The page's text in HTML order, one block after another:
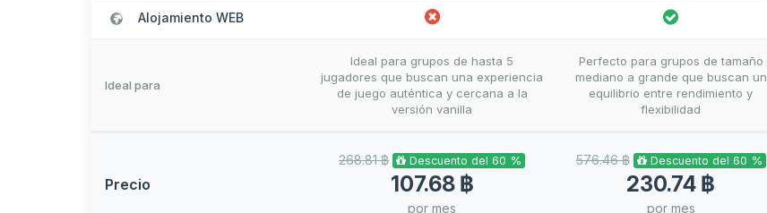
Alojamiento WEB
Ideal para
Ideal para grupos de hasta 5
jugadores que buscan una experiencia
de juego auténtica y cercana a la
versión vanilla
Perfecto para grupos de tamaño
mediano a grande que buscan un
equilibrio entre rendimiento y
flexibilidad
Precio
268.81 ฿ Descuento del 60 %
107.68 ฿
por mes
576.46 ฿ Descuento del 60 %
230.74 ฿
por mes